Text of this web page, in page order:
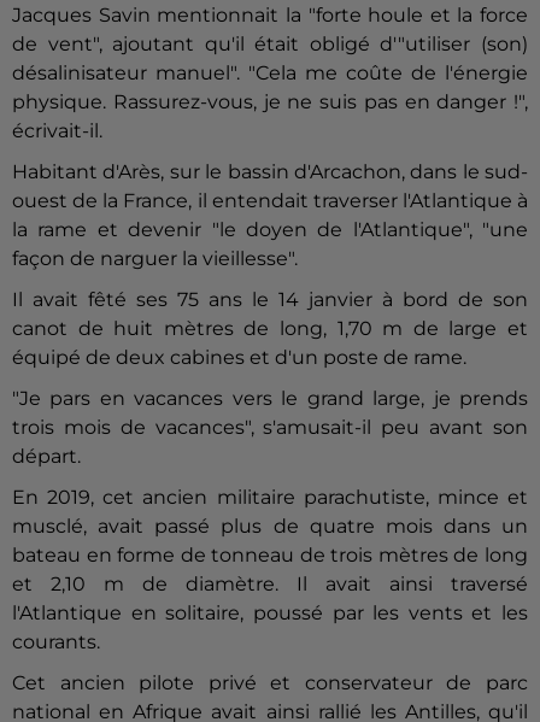
Jacques Savin mentionnait la "forte houle et la force
de vent", ajoutant qu'il était obligé d'"utiliser (son)
désalinisateur manuel". "Cela me coûte de l'énergie
physique. Rassurez-vous, je ne suis pas en danger !",
écrivait-il.
Habitant d'Arès, sur le bassin d'Arcachon, dans le sud-
ouest de la France, il entendait traverser l'Atlantique à
la rame et devenir "le doyen de l'Atlantique", "une
façon de narguer la vieillesse".
Il avait fêté ses 75 ans le 14 janvier à bord de son
canot de huit mètres de long, 1,70 m de large et
équipé de deux cabines et d'un poste de rame.
"Je pars en vacances vers le grand large, je prends
trois mois de vacances", s'amusait-il peu avant son
départ.
En 2019, cet ancien militaire parachutiste, mince et
musclé, avait passé plus de quatre mois dans un
bateau en forme de tonneau de trois mètres de long
et 2,10 m de diamètre. Il avait ainsi traversé
l'Atlantique en solitaire, poussé par les vents et les
courants.
Cet ancien pilote privé et conservateur de parc
national en Afrique avait ainsi rallié les Antilles, qu'il